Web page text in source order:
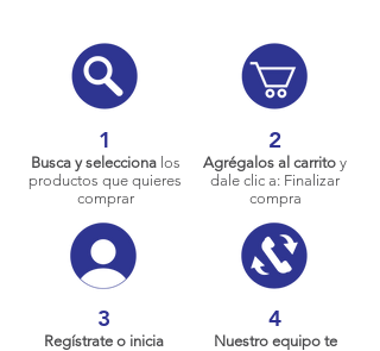
1
Busca y seleccionalos
productos que quieres
comprar
2
Agrégalos al carrito y
dale clic a: Finalizar
compra
3
Regístrate o inicia
4
Nuestro equipo te